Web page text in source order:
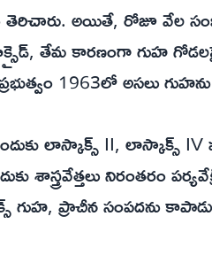
అయితే, రోజూ వేల
తేమ కారణంగా గుహ
1963లో అసలు
లాస్కాక్స్ II, లాస్కాక్స్
నిరంతరం
గుహ, ప్రాచీన సంపదను